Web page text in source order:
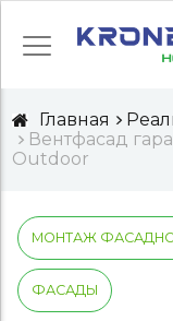
Главная
Вентфасад
Outdoor
МОНТАЖ
ФАСАДЫ